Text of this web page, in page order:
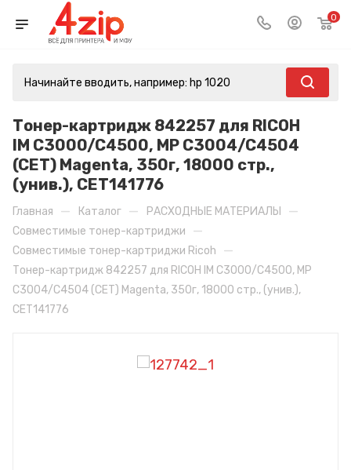
0
Тонер-картридж 842257 для RICOH
IM C3000/C4500, MP C3004/C4504
(CET) Magenta, 350г, 18000 стр.,
(унив.), CET141776
Главная — Каталог — РАСХОДНЫЕ МАТЕРИАЛЫ —
Совместимые тонер-картриджи —
Совместимые тонер-картриджи Ricoh —
Тонер-картридж 842257 для RICOH IM C3000/C4500, MP
C3004/C4504 (CET) Magenta, 350г, 18000 стр., (унив.),
CET141776